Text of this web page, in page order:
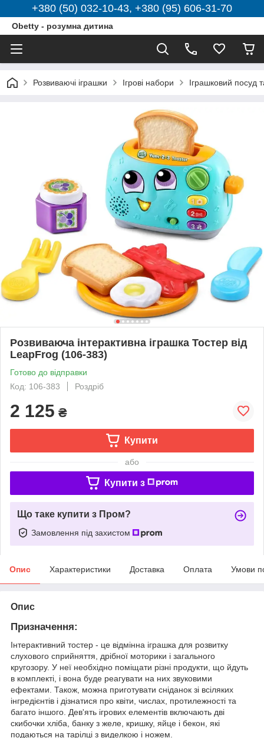
+380 (50) 032-10-43, +380 (95) 606-31-70
Obetty - розумна дитина
Розвиваючі іграшки Ігрові набори Іграшковий посуд
Розвиваюча інтерактивна іграшка Тостер від
LeapFrog (106-383)
Готово до відправки
Код: 106-383
Роздріб
2 125 ₴
Купити
або
Купити з
Що таке купити з Пром?
Замовлення під захистом
Опис Характеристики Доставка Оплата Умови
Опис
Призначення:
Інтерактивний тостер - це відмінна іграшка для розвитку
слухового сприйняття, дрібної моторики і загального
кругозору. У неї необхідно поміщати різні продукти, що йдуть
в комплекті, і вона буде реагувати на них звуковими
ефектами. Також, можна приготувати сніданок зі всіляких
інгредієнтів і дізнатися про квіти, числах, протилежності та
багато іншого. Дев'ять ігрових елементів включають дві
скибочки хліба, банку з желе, кришку, яйце і бекон, які
подаються на тарілці з виделкою і ножем.